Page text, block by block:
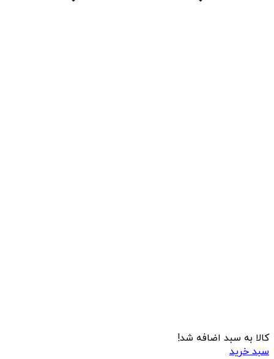
کالا به سبد اضافه شد!
سبد خرید